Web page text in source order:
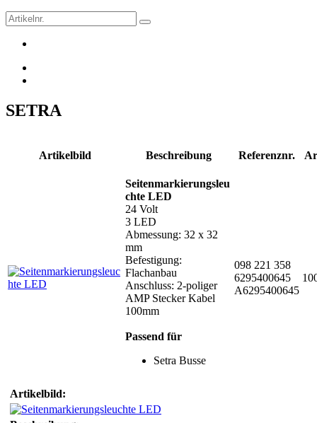
SETRA
Artikelbild Beschreibung Referenznr.
Seitenmarkierungsleu
chte LED
24 Volt
3 LED
Abmessung: 32 x 32
mm
Befestigung:
Flachanbau
Anschluss: 2-poliger
AMP Stecker Kabel
100mm
Passend für
Setra Busse
098 221 358
6295400645
A6295400645
Artikelbild: